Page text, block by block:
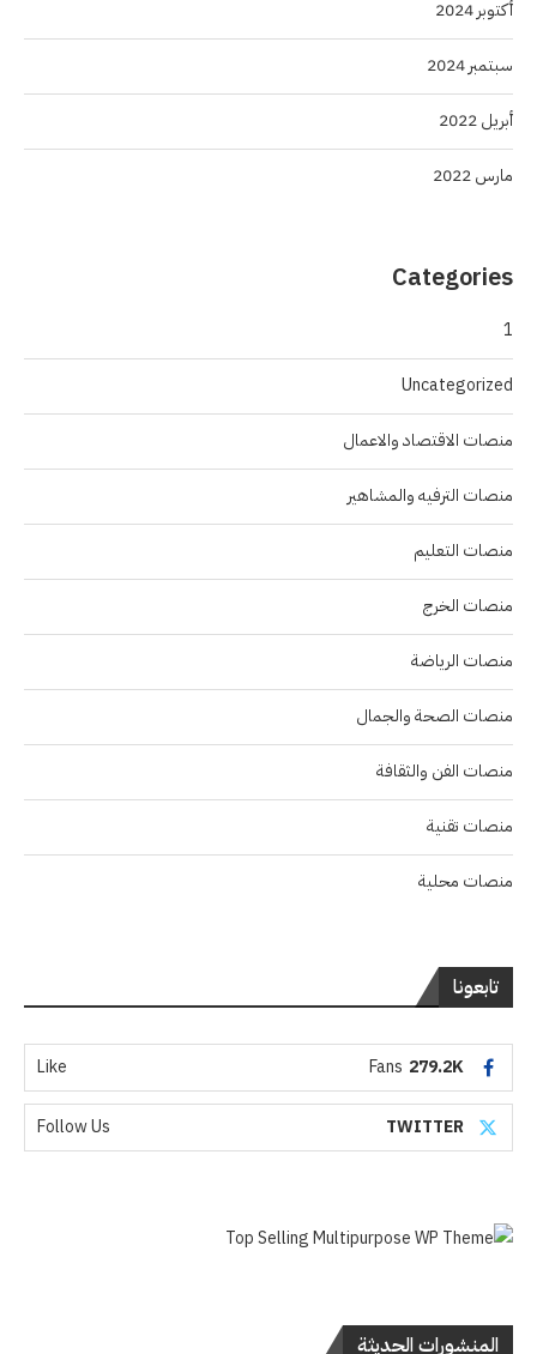
أكتوبر 2024
سبتمبر 2024
أبريل 2022
مارس 2022
Categories
1
Uncategorized
منصات الاقتصاد والاعمال
منصات الترفيه والمشاهير
منصات التعليم
منصات الخرج
منصات الرياضة
منصات الصحة والجمال
منصات الفن والثقافة
منصات تقنية
منصات محلية
تابعونا
279.2K
Fans
Like
TWITTER
Follow Us
المنشورات الحديثة